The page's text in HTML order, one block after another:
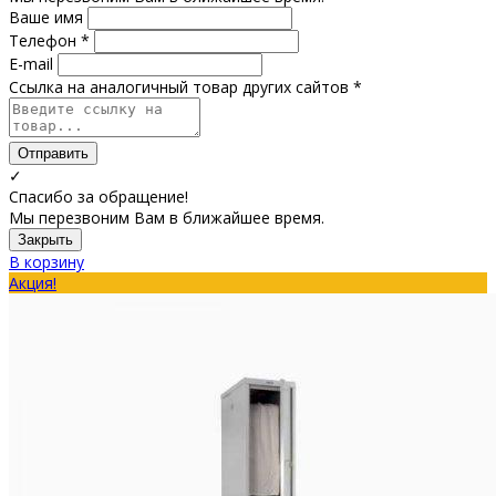
Ваше имя
Телефон *
E-mail
Ссылка на аналогичный товар других сайтов *
Отправить
✓
Спасибо за обращение!
Мы перезвоним Вам в ближайшее время.
Закрыть
В корзину
Акция!